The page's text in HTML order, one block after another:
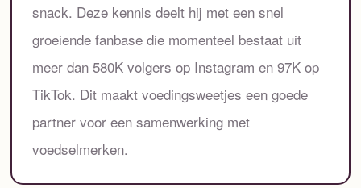
snack. Deze kennis deelt hij met een snel
groeiende fanbase die momenteel bestaat uit
meer dan 580K volgers op Instagram en 97K op
TikTok. Dit maakt voedingsweetjes een goede
partner voor een samenwerking met
voedselmerken.